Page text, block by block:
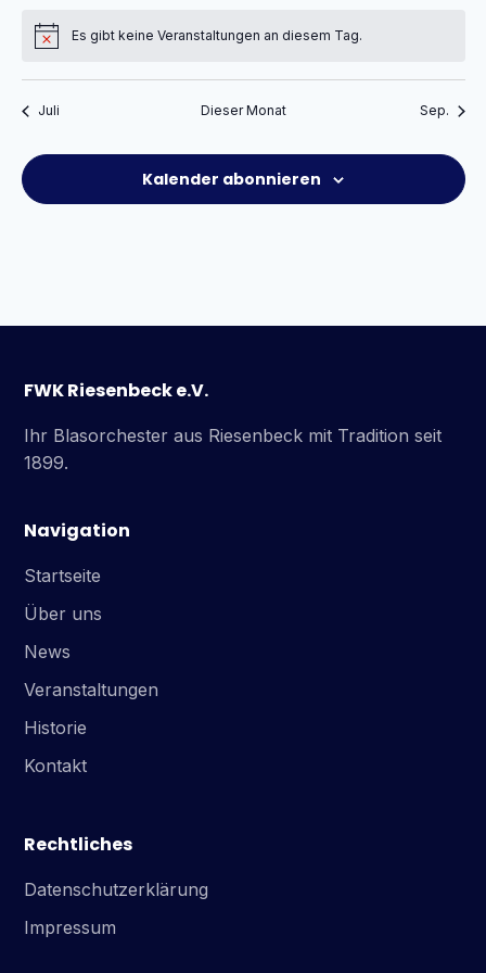
HinweisEs gibt keine Veranstaltungen an diesem Tag.
Juli Dieser Monat Sep.
Kalender abonnieren
FWK Riesenbeck e.V.
Ihr Blasorchester aus Riesenbeck mit Tradition seit
1899.
Navigation
Startseite
Über uns
News
Veranstaltungen
Historie
Kontakt
Rechtliches
Datenschutzerklärung
Impressum